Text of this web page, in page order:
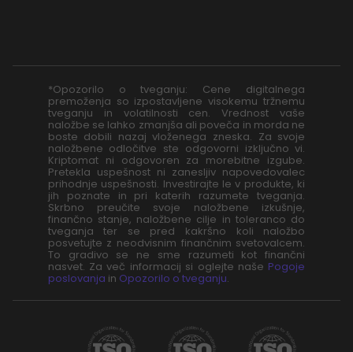
*Opozorilo o tveganju: Cene digitalnega
premoženja so izpostavljene visokemu tržnemu
tveganju in volatilnosti cen. Vrednost vaše
naložbe se lahko zmanjša ali poveča in morda ne
boste dobili nazaj vloženega zneska. Za svoje
naložbene odločitve ste odgovorni izključno vi.
Kriptomat ni odgovoren za morebitne izgube.
Pretekla uspešnost ni zanesljiv napovedovalec
prihodnje uspešnosti. Investirajte le v produkte, ki
jih poznate in pri katerih razumete tveganja.
Skrbno preučite svoje naložbene izkušnje,
finančno stanje, naložbene cilje in toleranco do
tveganja ter se pred kakršno koli naložbo
posvetujte z neodvisnim finančnim svetovalcem.
To gradivo se ne sme razumeti kot finančni
nasvet. Za več informacij si oglejte naše Pogoje
poslovanja in Opozorilo o tveganju.